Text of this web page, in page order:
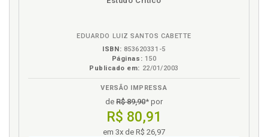
Império. Código Criminal do Império do Brasil - 1830,
Imputabilidade. Não imputabilidade ou não
responsabilidade penal (Discussão doutrinária), p. 73
EDUARDO LUIZ SANTOS CABETTE
ISBN: 853620331-5
Páginas: 150
Publicado em: 22/01/2003
VERSÃO IMPRESSA
de R$ 89,90* por
R$ 80,91
em 3x de R$ 26,97